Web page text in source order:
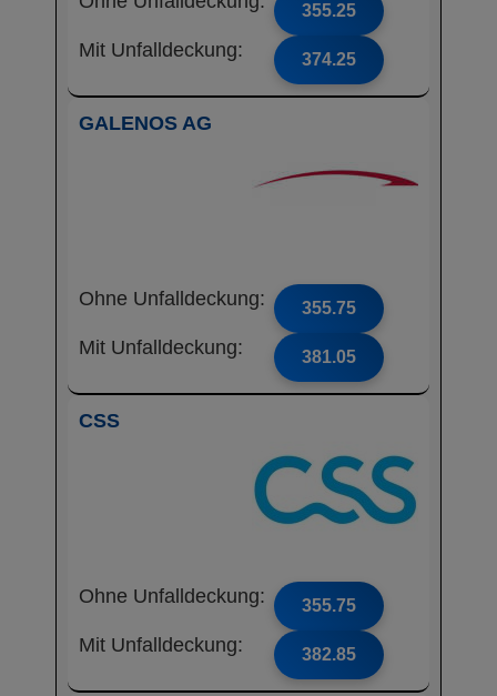
355.25
Mit Unfalldeckung: 374.25
GALENOS AG
Ohne Unfalldeckung: 355.75
Mit Unfalldeckung: 381.05
CSS
Ohne Unfalldeckung: 355.75
Mit Unfalldeckung: 382.85